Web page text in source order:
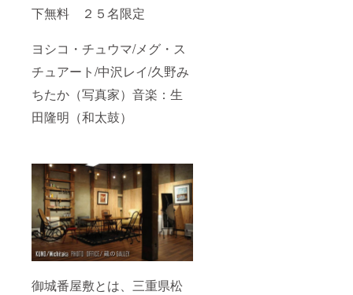
下無料 ２５名限定
ヨシコ・チュウマ/メグ・ス
チュアート/中沢レイ/久野み
ちたか（写真家）音楽：生
田隆明（和太鼓）
御城番屋敷とは、三重県松